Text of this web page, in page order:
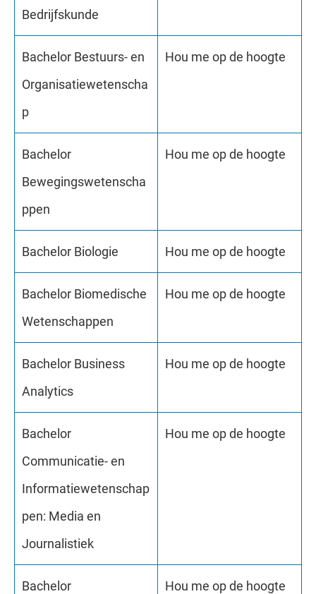
Bedrijfskunde
Bachelor Bestuurs- en
Organisatiewetenscha
p
Hou me op de hoogte
Bachelor
Bewegingswetenscha
ppen
Hou me op de hoogte
Bachelor Biologie Hou me op de hoogte
Bachelor Biomedische
Wetenschappen
Hou me op de hoogte
Bachelor Business
Analytics
Hou me op de hoogte
Bachelor
Communicatie- en
Informatiewetenschap
pen: Media en
Journalistiek
Hou me op de hoogte
Bachelor Hou me op de hoogte